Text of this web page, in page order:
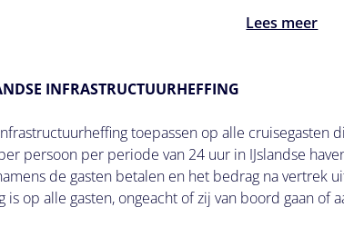
Lees meer
INFRASTRUCTUURHEFFING
toepassen op alle cruisegasten
persoon per periode van 24 uur in IJslandse
de gasten betalen en het bedrag na vertrek
is op alle gasten, ongeacht of zij van boord gaan